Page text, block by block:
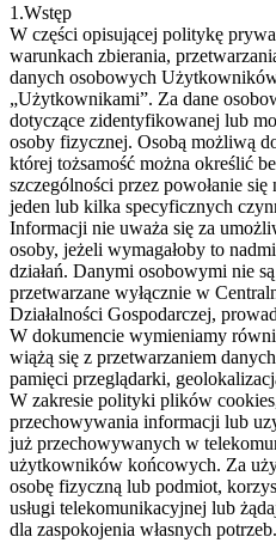
1.Wstęp
W części opisującej politykę
warunkach zbierania,
danych osobowych
„Użytkownikami”. Za dane
dotyczące zidentyfikowanej lub
osoby fizycznej. Osobą możliwą
której tożsamość można określić
szczególności przez powołanie
jeden lub kilka specyficznych
Informacji nie uważa się za
osoby, jeżeli wymagałoby to
działań. Danymi osobowymi nie
przetwarzane wyłącznie w
Działalności Gospodarczej,
W dokumencie wymieniamy
wiążą się z przetwarzaniem
pamięci przeglądarki,
W zakresie polityki plików
przechowywania informacji lub
już przechowywanych w
użytkowników końcowych. Za
osobę fizyczną lub podmiot,
usługi telekomunikacyjnej lub
dla zaspokojenia własnych potrzeb.